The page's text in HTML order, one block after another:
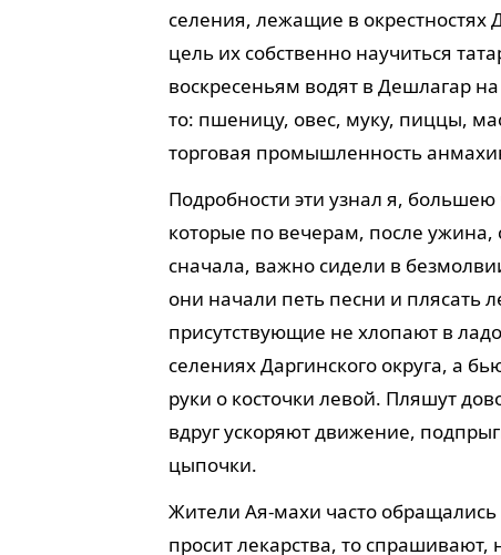
селения, лежащие в
цель их собственно научиться
воскресеньям водят в Дешлагар
то: пшеницу, овес, муку, пиццы,
торговая промышленность
Подробности эти узнал я,
которые по вечерам, после
сначала, важно сидели в
они начали петь песни и плясать
присутствующие не хлопают в
селениях Даргинского округа, а
руки о косточки левой. Пляшут
вдруг ускоряют движение,
цыпочки.
Жители Ая-махи часто
просит лекарства, то